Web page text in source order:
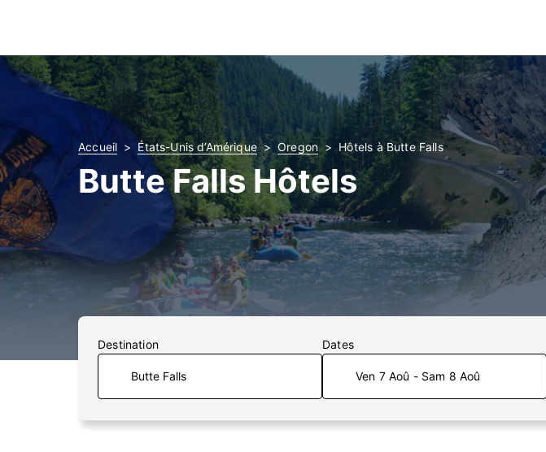
Accueil États-Unis d’Amérique Oregon Hôtels à Butte Falls
Butte Falls Hôtels
Destination Dates
Ven 7 Aoû - Sam 8 Aoû